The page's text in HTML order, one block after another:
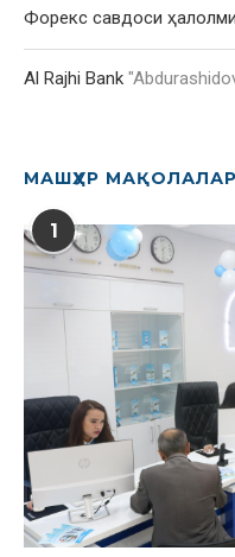
Форекс савдоси
Al Rajhi Bank "
МАШҲУР МАҚОЛАЛАР
1